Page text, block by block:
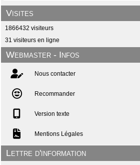
Visites
1866432 visiteurs
31 visiteurs en ligne
Webmaster - Infos
Nous contacter
Recommander
Version texte
Mentions Légales
Lettre d'information